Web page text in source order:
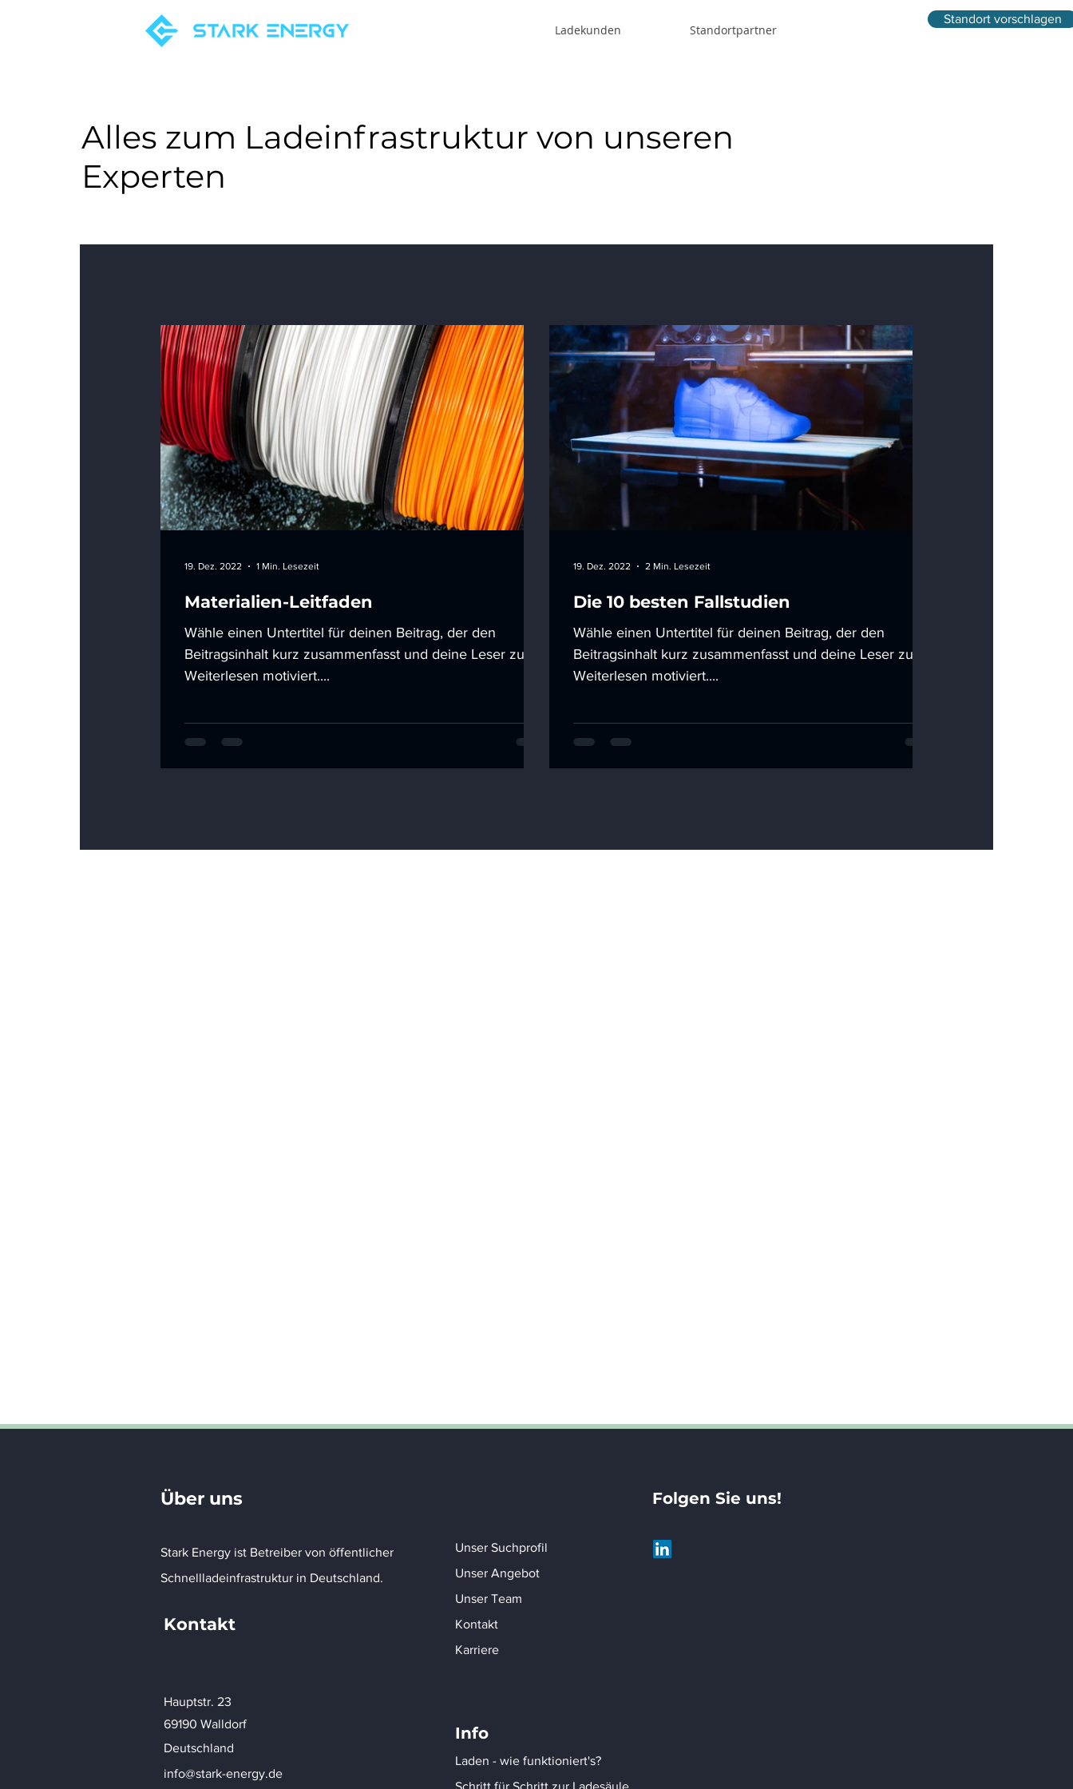
Ladekunden Standortpartner
Standort vorschlagen
Alles zum Ladeinfrastruktur von unseren
Experten
Materialien-Leitfaden
Wähle einen Untertitel für deinen Beitrag, der den
Beitragsinhalt kurz zusammenfasst und deine Leser zum
Weiterlesen motiviert....
19. Dez. 2022 1 Min. Lesezeit
Die 10 besten Fallstudien
Wähle einen Untertitel für deinen Beitrag, der den
Beitragsinhalt kurz zusammenfasst und deine Leser zum
Weiterlesen motiviert....
19. Dez. 2022 2 Min. Lesezeit
Über uns
Stark Energy ist Betreiber von öffentlicher
Schnellladeinfrastruktur in Deutschland.
Kontakt
Hauptstr. 23
69190 Walldorf
Deutschland
info@stark-energy.de
Folgen Sie uns!
Unser Suchprofil
Unser Angebot
Unser Team
Kontakt
Karriere
Info
Laden - wie funktioniert's?
Schritt für Schritt zur Ladesäule